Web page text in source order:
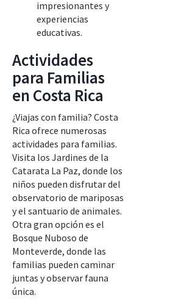
impresionantes y
experiencias
educativas.
Actividades
para Familias
en Costa Rica
¿Viajas con familia? Costa
Rica ofrece numerosas
actividades para familias.
Visita los Jardines de la
Catarata La Paz, donde los
niños pueden disfrutar del
observatorio de mariposas
y el santuario de animales.
Otra gran opción es el
Bosque Nuboso de
Monteverde, donde las
familias pueden caminar
juntas y observar fauna
única.